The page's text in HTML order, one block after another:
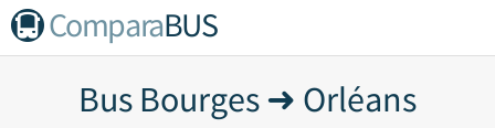
ComparaBUS
Bus Bourges ➜ Orléans